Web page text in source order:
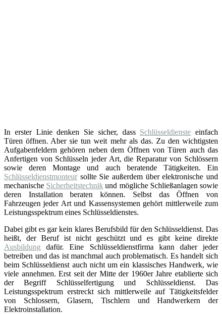
In erster Linie denken Sie sicher, dass Schlüsseldienste einfach
Türen öffnen. Aber sie tun weit mehr als das. Zu den wichtigsten
Aufgabenfeldern gehören neben dem Öffnen von Türen auch das
Anfertigen von Schlüsseln jeder Art, die Reparatur von Schlössern
sowie deren Montage und auch beratende Tätigkeiten. Ein
Schlüsseldienstmonteur sollte Sie außerdem über elektronische und
mechanische Sicherheitstechnik und mögliche Schließanlagen sowie
deren Installation beraten können. Selbst das Öffnen von
Fahrzeugen jeder Art und Kassensystemen gehört mittlerweile zum
Leistungsspektrum eines Schlüsseldienstes.
Dabei gibt es gar kein klares Berufsbild für den Schlüsseldienst. Das
heißt, der Beruf ist nicht geschützt und es gibt keine direkte
Ausbildung dafür. Eine Schlüsseldienstfirma kann daher jeder
betreiben und das ist manchmal auch problematisch. Es handelt sich
beim Schlüsseldienst auch nicht um ein klassisches Handwerk, wie
viele annehmen. Erst seit der Mitte der 1960er Jahre etablierte sich
der Begriff Schlüsselfertigung und Schlüsseldienst. Das
Leistungsspektrum erstreckt sich mittlerweile auf Tätigkeitsfelder
von Schlossern, Glasern, Tischlern und Handwerkern der
Elektroinstallation.